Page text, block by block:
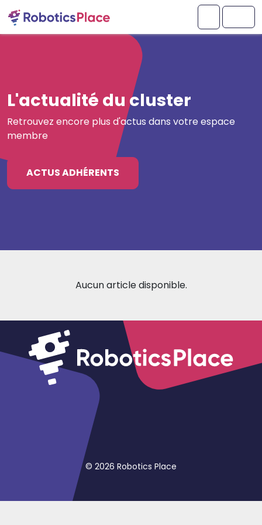
Aller au contenu
Aller au pied de page
L'actualité du cluster
Retrouvez encore plus d'actus dans votre espace
membre
ACTUS ADHÉRENTS
Aucun article disponible.
© 2026 Robotics Place